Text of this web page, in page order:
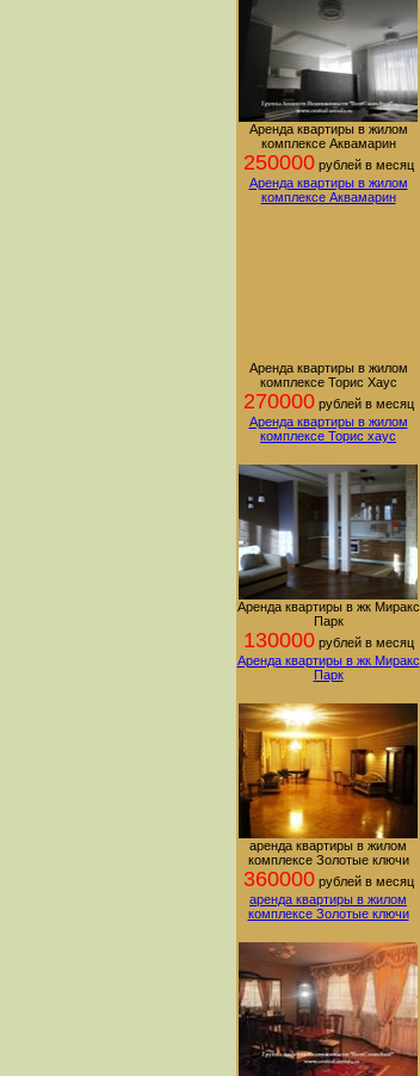
Аренда квартиры в жилом
комплексе Аквамарин
250000рублей в месяц
Аренда квартиры в жилом
комплексе Аквамарин
Аренда квартиры в жилом
комплексе Торис Хаус
270000рублей в месяц
Аренда квартиры в жилом
комплексе Торис хаус
Аренда квартиры в жк Миракс
Парк
130000рублей в месяц
Аренда квартиры в жк Миракс
Парк
аренда квартиры в жилом
комплексе Золотые ключи
360000рублей в месяц
аренда квартиры в жилом
комплексе Золотые ключи